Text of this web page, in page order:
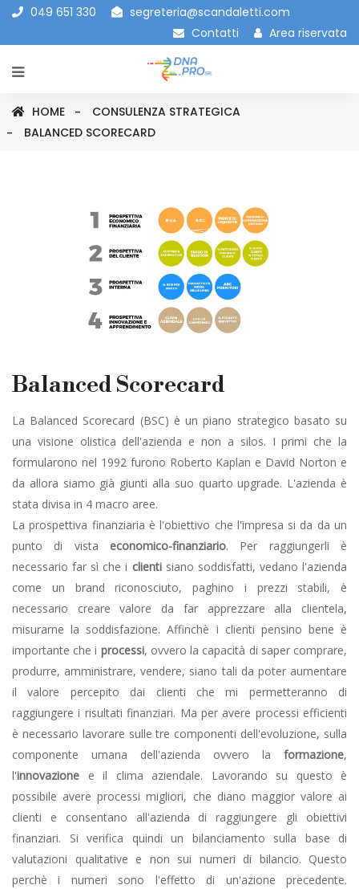
049 651 330
segreteria@scandaletti.com
Contatti
Area riservata
HOME
CONSULENZA STRATEGICA
BALANCED SCORECARD
Balanced Scorecard
La Balanced Scorecard (BSC) è un piano strategico basato su
una visione olistica dell'azienda e non a silos. I primi che la
formularono nel 1992 furono Roberto Kaplan e David Norton e
da allora siamo già giunti alla suo quarto upgrade. L'azienda è
stata divisa in 4 macro aree.
La prospettiva finanziaria è l'obiettivo che l'impresa si da da un
punto di vista economico-finanziario. Per raggiungerli è
necessario far sì che i clientisiano soddisfatti, vedano l'azienda
come un brand riconosciuto, paghino i prezzi stabili, è
necessario creare valore da far apprezzare alla clientela,
misurarne la soddisfazione. Affinchè i clienti pensino bene è
importante che i processi, ovvero la capacità di saper comprare,
produrre, amministrare, vendere, siano tali da poter aumentare
il valore percepito dai clienti che mi permetteranno di
raggiungere i risultati finanziari. Ma per avere processi efficienti
è necessario lavorare sulle tre componenti dell'evoluzione, sulla
componente umana dell'azienda ovvero la formazione,
l'innovazione e il clima aziendale. Lavorando su questo è
possibile avere processi migliori, che diano maggior valore ai
clienti e consentano all'azienda di raggiungere gli obiettivi
finanziari. Si verifica quindi un bilanciamento sulla base di
valutazioni qualitative e non sui numeri di bilancio. Questo
perchè i numeri sono l'effetto di un'azione precedente.